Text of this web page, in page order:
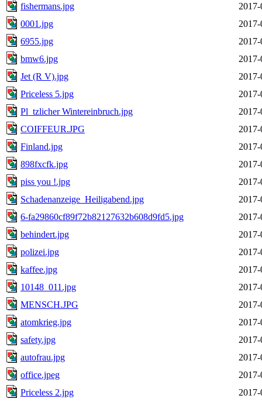
fishermans.jpg
0001.jpg
6955.jpg
bmw6.jpg
Jet (R V).jpg
Priceless 5.jpg
Pl_tzlicher Wintereinbruch.jpg
COIFFEUR.JPG
Finland.jpg
898fxcfk.jpg
piss you !.jpg
Schadenanzeige_Heiligabend.jpg
6-fa29860cf89f72b82127632b608d9fd5.jpg
behindert.jpg
polizei.jpg
kaffee.jpg
10148_011.jpg
MENSCH.JPG
atomkrieg.jpg
safety.jpg
autofrau.jpg
office.jpeg
Priceless 2.jpg